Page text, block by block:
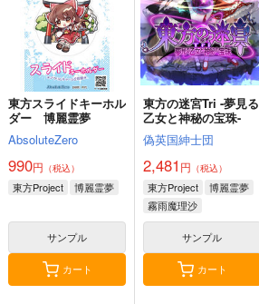
作品詳細 作品詳細
東方スライドキーホル
ダー 博麗霊夢
AbsoluteZero
990円 （税込）
東方Project 博麗霊夢
サンプル
カート
東方の迷宮Tri -夢見る
乙女と神秘の宝珠-
偽英国紳士団
2,481 円 （税込）
東方Project
博麗霊夢
霧雨魔理沙
宇佐見蓮子
サンプル
カート